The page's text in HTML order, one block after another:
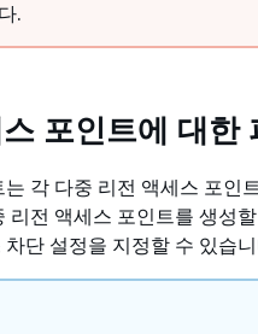
.
포인트에 대한
각 다중 리전 액세스 포인
리전 액세스 포인트를 생성
단 설정을 지정할 수 있습